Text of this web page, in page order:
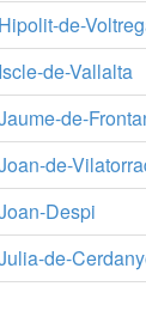
de-
de-Vallalta
de-
de-
Despi
de-